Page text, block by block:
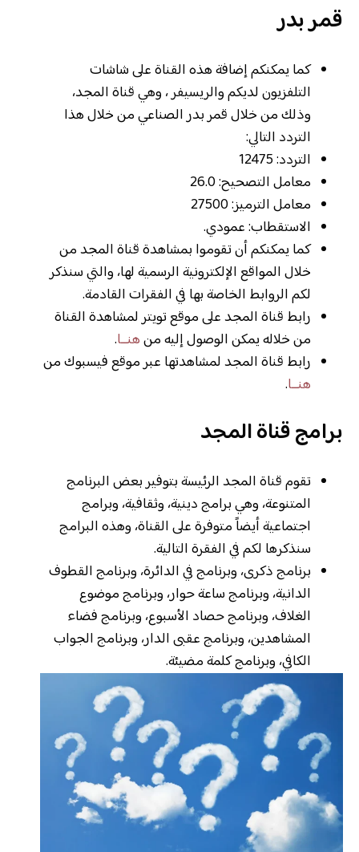
قمر بدر
كما يمكنكم إضافة هذه القناة على شاشات
التلفزيون لديكم والريسيفر ، وهي قناة المجد،
وذلك من خلال قمر بدر الصناعي من خلال هذا
التردد التالي:
التردد: 12475
معامل التصحيح: 26.0
معامل الترميز: 27500
الاستقطاب: عمودي.
كما يمكنكم أن تقوموا بمشاهدة قناة المجد من
خلال المواقع الإلكترونية الرسمية لها، والتي سنذكر
لكم الروابط الخاصة بها في الفقرات القادمة.
رابط قناة المجد على موقع تويتر لمشاهدة القناة
من خلاله يمكن الوصول إليه منهنــا.
رابط قناة المجد لمشاهدتها عبر موقع فيسبوك من
هنــا.
برامج قناة المجد
تقوم قناة المجد الرئيسة بتوفير بعض البرنامج
المتنوعة، وهي برامج دينية، وثقافية، وبرامج
اجتماعية أيضاً متوفرة على القناة، وهذه البرامج
سنذكرها لكم في الفقرة التالية.
برنامج ذكرى، وبرنامج في الدائرة، وبرنامج القطوف
الدانية، وبرنامج ساعة حوار، وبرنامج موضوع
الغلاف، وبرنامج حصاد الأسبوع، وبرنامج فضاء
المشاهدين، وبرنامج عقبى الدار، وبرنامج الجواب
الكافي، وبرنامج كلمة مضيئة.